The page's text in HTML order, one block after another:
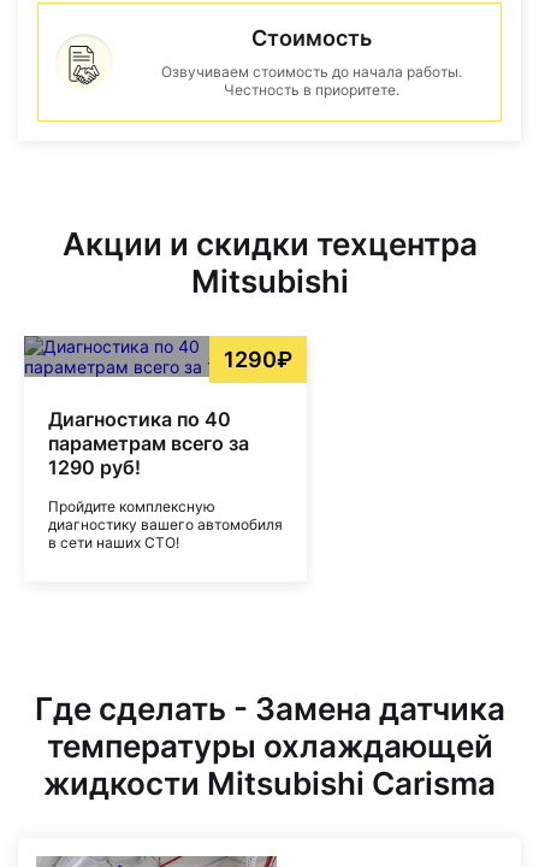
Стоимость
Озвучиваем стоимость до начала работы.
Честность в приоритете.
Акции и скидки техцентра
Mitsubishi
1290₽
Диагностика по 40
параметрам всего за
1290 руб!
Пройдите комплексную
диагностику вашего автомобиля
в сети наших СТО!
Где сделать - Замена датчика
температуры охлаждающей
жидкости Mitsubishi Carisma